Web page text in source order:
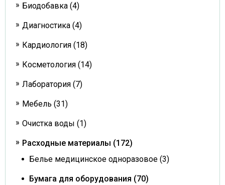
Биодобавка (4)
Диагностика (4)
Кардиология (18)
Косметология (14)
Лаборатория (7)
Мебель (31)
Очистка воды (1)
Расходные материалы (172)
Белье медицинское одноразовое (3)
Бумага для оборудования (70)